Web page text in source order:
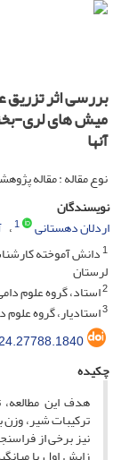
میش های لری-
آنها
نوع مقاله : مقاله
نویسندگان
اردلان دهستانی
1
1دانش آموخته
لرستان
2استاد، گروه علوم
3استادیار، گروه
چکیده
هدف این مطالعه،
ترکیبات شیر، وزن